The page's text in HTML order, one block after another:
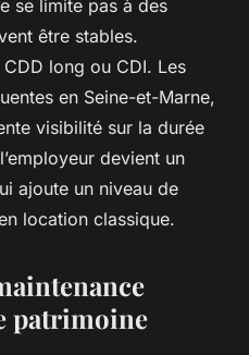
se limite pas à des
être stables.
long ou CDI. Les
en Seine-et-Marne,
visibilité sur la durée
devient un
ajoute un niveau de
location classique.
patrimoine